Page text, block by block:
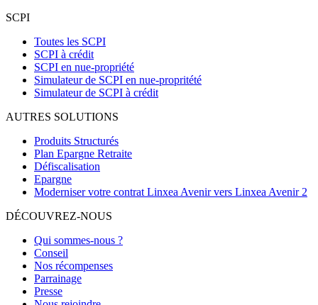
SCPI
Toutes les SCPI
SCPI à crédit
SCPI en nue-propriété
Simulateur de SCPI en nue-propritété
Simulateur de SCPI à crédit
AUTRES SOLUTIONS
Produits Structurés
Plan Epargne Retraite
Défiscalisation
Epargne
Moderniser votre contrat Linxea Avenir vers Linxea Avenir 2
DÉCOUVREZ-NOUS
Qui sommes-nous ?
Conseil
Nos récompenses
Parrainage
Presse